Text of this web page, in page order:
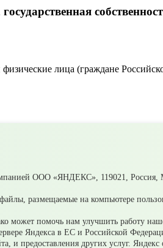
лица (граждане
или нах-еся в соб-ти МО
ООО «ЯНДЕКС», 119021,
размещаемые на компьютере
помочь нам улучшить работу
Яндекса в ЕС и Российской
и предоставления других услуг.
области